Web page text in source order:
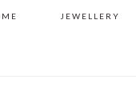
JEWELLERY